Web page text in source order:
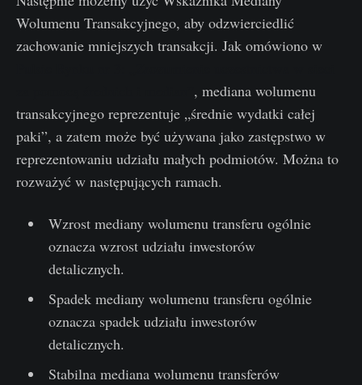
Wolumenu Transakcyjnego, aby odzwierciedlić
zachowanie mniejszych transakcji. Jak omówiono w
, mediana wolumenu
transakcyjnego reprezentuje „średnie wydatki całej
paki”, a zatem może być używana jako zastępstwo w
reprezentowaniu udziału małych podmiotów. Można to
rozważyć w następujących ramach.
Wzrost mediany wolumenu transferu ogólnie
oznacza wzrost udziału inwestorów
detalicznych.
Spadek mediany wolumenu transferu ogólnie
oznacza spadek udziału inwestorów
detalicznych.
Stabilna mediana wolumenu transferów